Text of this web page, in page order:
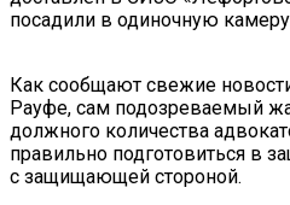
посадили в одиночную
Как сообщают свежие
Рауфе, сам подозреваемый
должного количества
правильно подготовиться в
с защищающей стороной.